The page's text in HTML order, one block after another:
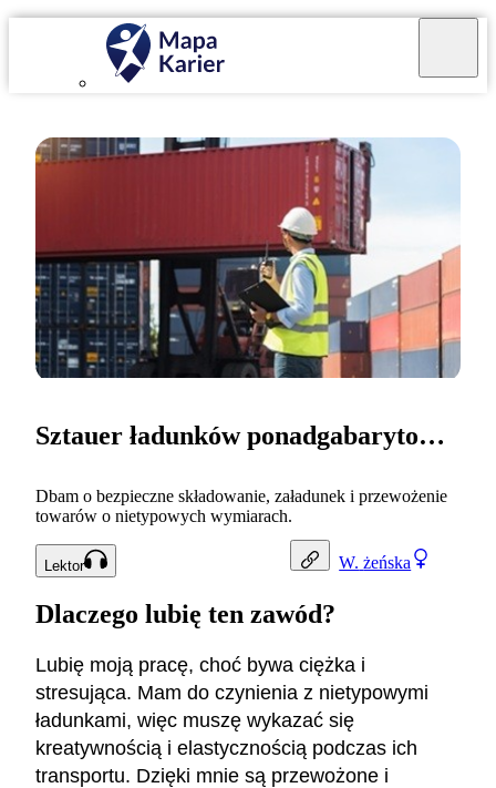
W. żeńska
Sztauer ładunków ponadgabarytowych
Dbam o bezpieczne składowanie, załadunek i przewożenie
towarów o nietypowych wymiarach.
Lektor
Dlaczego lubię ten zawód?
Lubię moją pracę, choć bywa ciężka i
stresująca. Mam do czynienia z nietypowymi
ładunkami, więc muszę wykazać się
kreatywnością i elastycznością podczas ich
transportu. Dzięki mnie są przewożone i